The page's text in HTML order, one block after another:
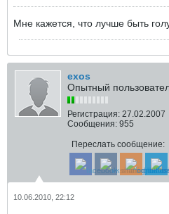
Мне кажется, что лучше быть
exos
Опытный
Регистрация: 27.02.2007
Сообщения: 955
Переслать сообщение:
10.06.2010, 22:12